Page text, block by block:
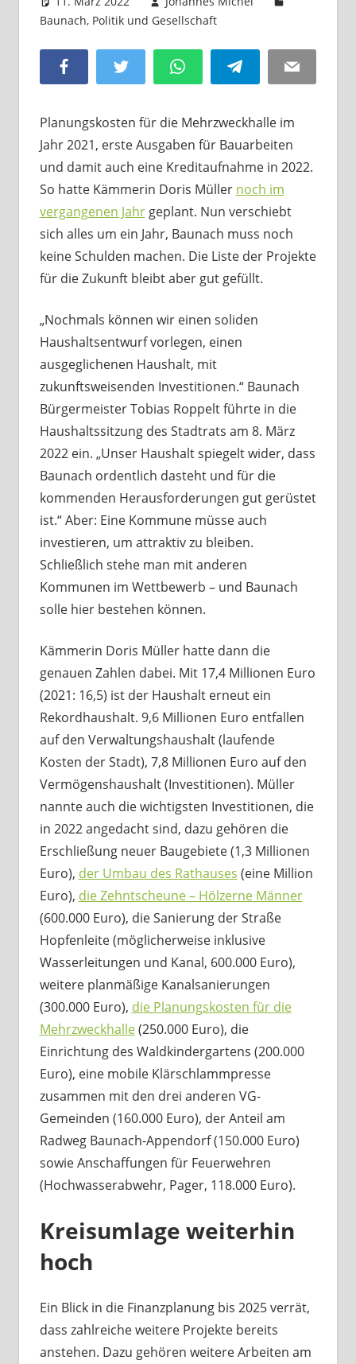
Baunach, Politik und Gesellschaft
Facebook Twitter WhatsAppTelegram Email
Planungskosten für die Mehrzweckhalle im
Jahr 2021, erste Ausgaben für Bauarbeiten
und damit auch eine Kreditaufnahme in 2022.
So hatte Kämmerin Doris Müller noch im
vergangenen Jahrgeplant. Nun verschiebt
sich alles um ein Jahr, Baunach muss noch
keine Schulden machen. Die Liste der Projekte
für die Zukunft bleibt aber gut gefüllt.
„Nochmals können wir einen soliden
Haushaltsentwurf vorlegen, einen
ausgeglichenen Haushalt, mit
zukunftsweisenden Investitionen.“ Baunach
Bürgermeister Tobias Roppelt führte in die
Haushaltssitzung des Stadtrats am 8. März
2022 ein. „Unser Haushalt spiegelt wider, dass
Baunach ordentlich dasteht und für die
kommenden Herausforderungen gut gerüstet
ist.“ Aber: Eine Kommune müsse auch
investieren, um attraktiv zu bleiben.
Schließlich stehe man mit anderen
Kommunen im Wettbewerb – und Baunach
solle hier bestehen können.
Kämmerin Doris Müller hatte dann die
genauen Zahlen dabei. Mit 17,4 Millionen Euro
(2021: 16,5) ist der Haushalt erneut ein
Rekordhaushalt. 9,6 Millionen Euro entfallen
auf den Verwaltungshaushalt (laufende
Kosten der Stadt), 7,8 Millionen Euro auf den
Vermögenshaushalt (Investitionen). Müller
nannte auch die wichtigsten Investitionen, die
in 2022 angedacht sind, dazu gehören die
Erschließung neuer Baugebiete (1,3 Millionen
Euro), der Umbau des Rathauses (eine Million
Euro), die Zehntscheune – Hölzerne Männer
(600.000 Euro), die Sanierung der Straße
Hopfenleite (möglicherweise inklusive
Wasserleitungen und Kanal, 600.000 Euro),
weitere planmäßige Kanalsanierungen
(300.000 Euro), die Planungskosten für die
Mehrzweckhalle(250.000 Euro), die
Einrichtung des Waldkindergartens (200.000
Euro), eine mobile Klärschlammpresse
zusammen mit den drei anderen VG-
Gemeinden (160.000 Euro), der Anteil am
Radweg Baunach-Appendorf (150.000 Euro)
sowie Anschaffungen für Feuerwehren
(Hochwasserabwehr, Pager, 118.000 Euro).
Kreisumlage weiterhin
hoch
Ein Blick in die Finanzplanung bis 2025 verrät,
dass zahlreiche weitere Projekte bereits
anstehen. Dazu gehören weitere Arbeiten am